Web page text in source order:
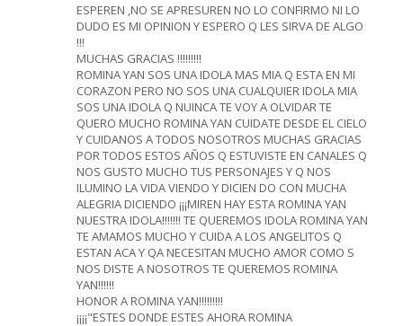
ESPEREN ,NO SE APRESUREN NO LO CONFIRMO NI LO
DUDO ES MI OPINION Y ESPERO Q LES SIRVA DE ALGO
!!!
MUCHAS GRACIAS !!!!!!!!!
ROMINA YAN SOS UNA IDOLA MAS MIA Q ESTA EN MI
CORAZON PERO NO SOS UNA CUALQUIER IDOLA MIA
SOS UNA IDOLA Q NUINCA TE VOY A OLVIDAR TE
QUERO MUCHO ROMINA YAN CUIDATE DESDE EL CIELO
Y CUIDANOS A TODOS NOSOTROS MUCHAS GRACIAS
POR TODOS ESTOS AÑOS Q ESTUVISTE EN CANALES Q
NOS GUSTO MUCHO TUS PERSONAJES Y Q NOS
ILUMINO LA VIDA VIENDO Y DICIEN DO CON MUCHA
ALEGRIA DICIENDO ¡¡¡MIREN HAY ESTA ROMINA YAN
NUESTRA IDOLA!!!!!!! TE QUEREMOS IDOLA ROMINA YAN
TE AMAMOS MUCHO Y CUIDA A LOS ANGELITOS Q
ESTAN ACA Y QA NECESITAN MUCHO AMOR COMO S
NOS DISTE A NOSOTROS TE QUEREMOS ROMINA
YAN!!!!!!
HONOR A ROMINA YAN!!!!!!!!!
¡¡¡¡"ESTES DONDE ESTES AHORA ROMINA